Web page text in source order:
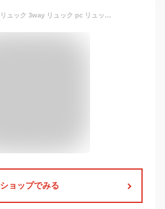
KASORW ビジネスリュック 3way リュック pc リュックサック メンズ ビジネスバッグ バックパック 手提げ パソコン バッグ 15.6インチ USB充電ポート デイパック 軽量 大容量 防水 通勤 通学 旅行 出張 (黒い)
ショップでみる